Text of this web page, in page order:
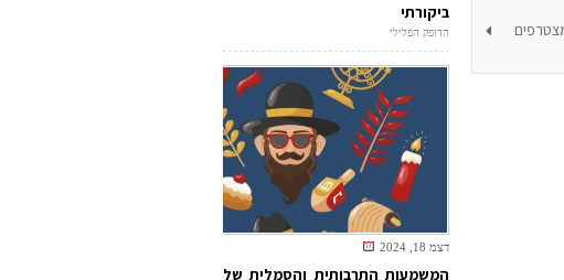
ביקורתי
הדופק הפלילי
דצמ 18, 2024
המשמעות התרבותית והסמלית של